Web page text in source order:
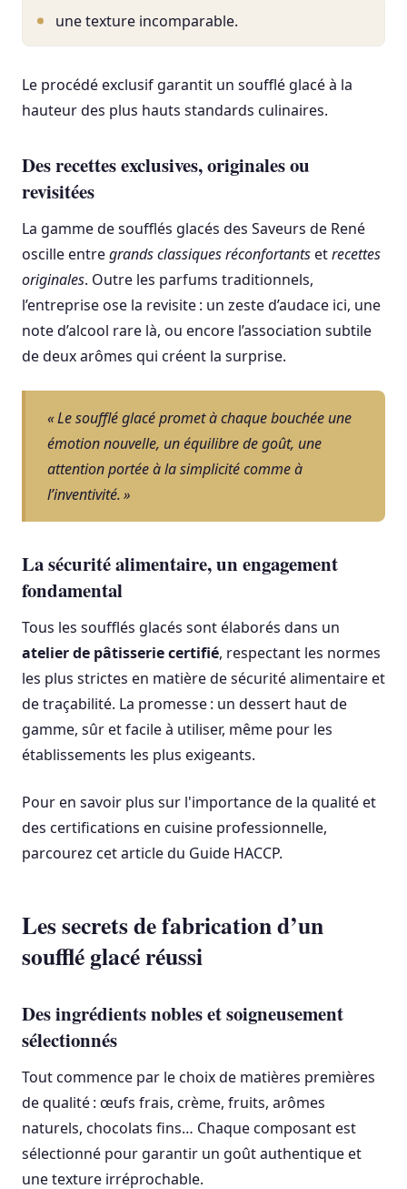
une texture incomparable.
Le procédé exclusif garantit un soufflé glacé à la
hauteur des plus hauts standards culinaires.
Des recettes exclusives, originales ou
revisitées
La gamme de soufflés glacés des Saveurs de René
oscille entregrands classiques réconfortantsetrecettes
originales. Outre les parfums traditionnels,
l’entreprise ose la revisite : un zeste d’audace ici, une
note d’alcool rare là, ou encore l’association subtile
de deux arômes qui créent la surprise.
« Le soufflé glacé promet à chaque bouchée une
émotion nouvelle, un équilibre de goût, une
attention portée à la simplicité comme à
l’inventivité. »
La sécurité alimentaire, un engagement
fondamental
Tous les soufflés glacés sont élaborés dans un
atelier de pâtisserie certifié, respectant les normes
les plus strictes en matière de sécurité alimentaire et
de traçabilité. La promesse : un dessert haut de
gamme, sûr et facile à utiliser, même pour les
établissements les plus exigeants.
Pour en savoir plus sur l'importance de la qualité et
des certifications en cuisine professionnelle,
parcourez cet article du Guide HACCP.
Les secrets de fabrication d’un
soufflé glacé réussi
Des ingrédients nobles et soigneusement
sélectionnés
Tout commence par le choix de matières premières
de qualité : œufs frais, crème, fruits, arômes
naturels, chocolats fins… Chaque composant est
sélectionné pour garantir un goût authentique et
une texture irréprochable.